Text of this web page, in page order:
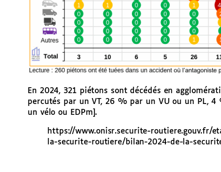
En 2024, 321 piétons sont décédés en
percutés par un VT, 26 % par un VU ou un PL,
un vélo ou EDPm].
https://www.onisr.securite-routiere.gouv.fr/
la-securite-routiere/bilan-2024-de-la-